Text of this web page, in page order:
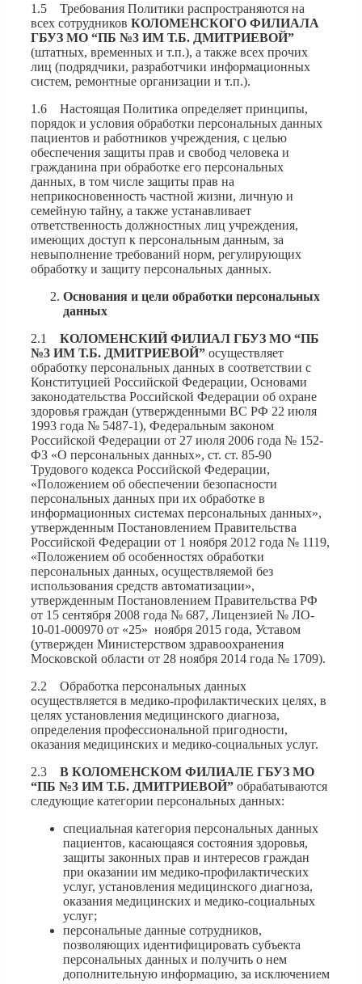
1.5 Требования Политики распространяются на
всех сотрудников КОЛОМЕНСКОГО ФИЛИАЛА
ГБУЗ МО “ПБ №3 ИМ Т.Б. ДМИТРИЕВОЙ”
(штатных, временных и т.п.), а также всех прочих
лиц (подрядчики, разработчики информационных
систем, ремонтные организации и т.п.).
1.6 Настоящая Политика определяет принципы,
порядок и условия обработки персональных данных
пациентов и работников учреждения, с целью
обеспечения защиты прав и свобод человека и
гражданина при обработке его персональных
данных, в том числе защиты прав на
неприкосновенность частной жизни, личную и
семейную тайну, а также устанавливает
ответственность должностных лиц учреждения,
имеющих доступ к персональным данным, за
невыполнение требований норм, регулирующих
обработку и защиту персональных данных.
Основания и цели обработки персональных
данных
2.1 КОЛОМЕНСКИЙ ФИЛИАЛ ГБУЗ МО “ПБ
№3 ИМ Т.Б. ДМИТРИЕВОЙ” осуществляет
обработку персональных данных в соответствии с
Конституцией Российской Федерации, Основами
законодательства Российской Федерации об охране
здоровья граждан (утвержденными ВС РФ 22 июля
1993 года № 5487-1), Федеральным законом
Российской Федерации от 27 июля 2006 года № 152-
ФЗ «О персональных данных», ст. ст. 85-90
Трудового кодекса Российской Федерации,
«Положением об обеспечении безопасности
персональных данных при их обработке в
информационных системах персональных данных»,
утвержденным Постановлением Правительства
Российской Федерации от 1 ноября 2012 года № 1119,
«Положением об особенностях обработки
персональных данных, осуществляемой без
использования средств автоматизации»,
утвержденным Постановлением Правительства РФ
от 15 сентября 2008 года № 687, Лицензией № ЛО-
10-01-000970 от «25» ноября 2015 года, Уставом
(утвержден Министерством здравоохранения
Московской области от 28 ноября 2014 года № 1709).
2.2 Обработка персональных данных
осуществляется в медико-профилактических целях, в
целях установления медицинского диагноза,
определения профессиональной пригодности,
оказания медицинских и медико-социальных услуг.
2.3 В КОЛОМЕНСКОМ ФИЛИАЛЕ ГБУЗ МО
“ПБ №3 ИМ Т.Б. ДМИТРИЕВОЙ” обрабатываются
следующие категории персональных данных:
специальная категория персональных данных
пациентов, касающаяся состояния здоровья,
защиты законных прав и интересов граждан
при оказании им медико-профилактических
услуг, установления медицинского диагноза,
оказания медицинских и медико-социальных
услуг;
персональные данные сотрудников,
позволяющих идентифицировать субъекта
персональных данных и получить о нем
дополнительную информацию, за исключением